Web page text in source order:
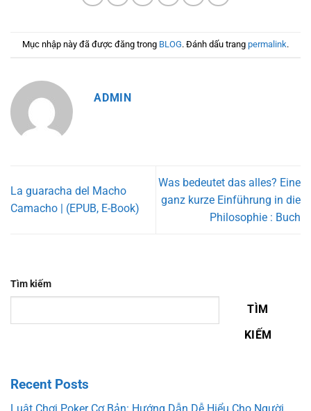
Mục nhập này đã được đăng trong BLOG. Đánh dấu trang permalink.
ADMIN
La guaracha del Macho
Camacho | (EPUB, E-Book)
Was bedeutet das alles? Eine
ganz kurze Einführung in die
Philosophie : Buch
Tìm kiếm
TÌM
KIẾM
Recent Posts